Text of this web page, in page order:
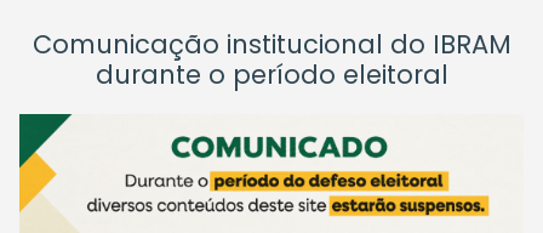
Comunicação institucional do IBRAM
durante o período eleitoral